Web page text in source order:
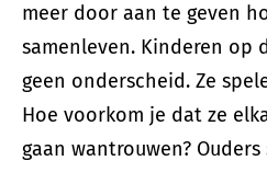
meer door aan te geven
samenleven. Kinderen op
geen onderscheid. Ze
Hoe voorkom je dat ze
gaan wantrouwen?